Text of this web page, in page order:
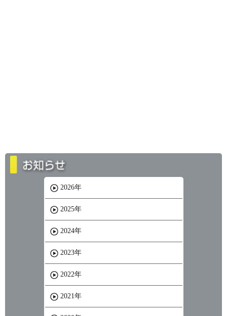
2026年
2025年
2024年
2023年
2022年
2021年